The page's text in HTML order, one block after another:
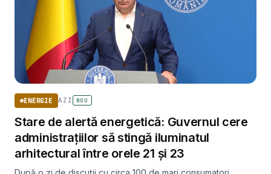
ENERGIE AZI NOU
Stare de alertă energetică: Guvernul cere
administrațiilor să stingă iluminatul
arhitectural între orele 21 și 23